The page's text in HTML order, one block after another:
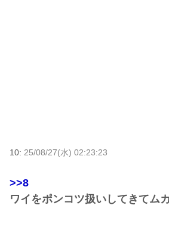
10: 25/08/27(水) 02:23:23
>>8
ワイをポンコツ扱いしてきてム